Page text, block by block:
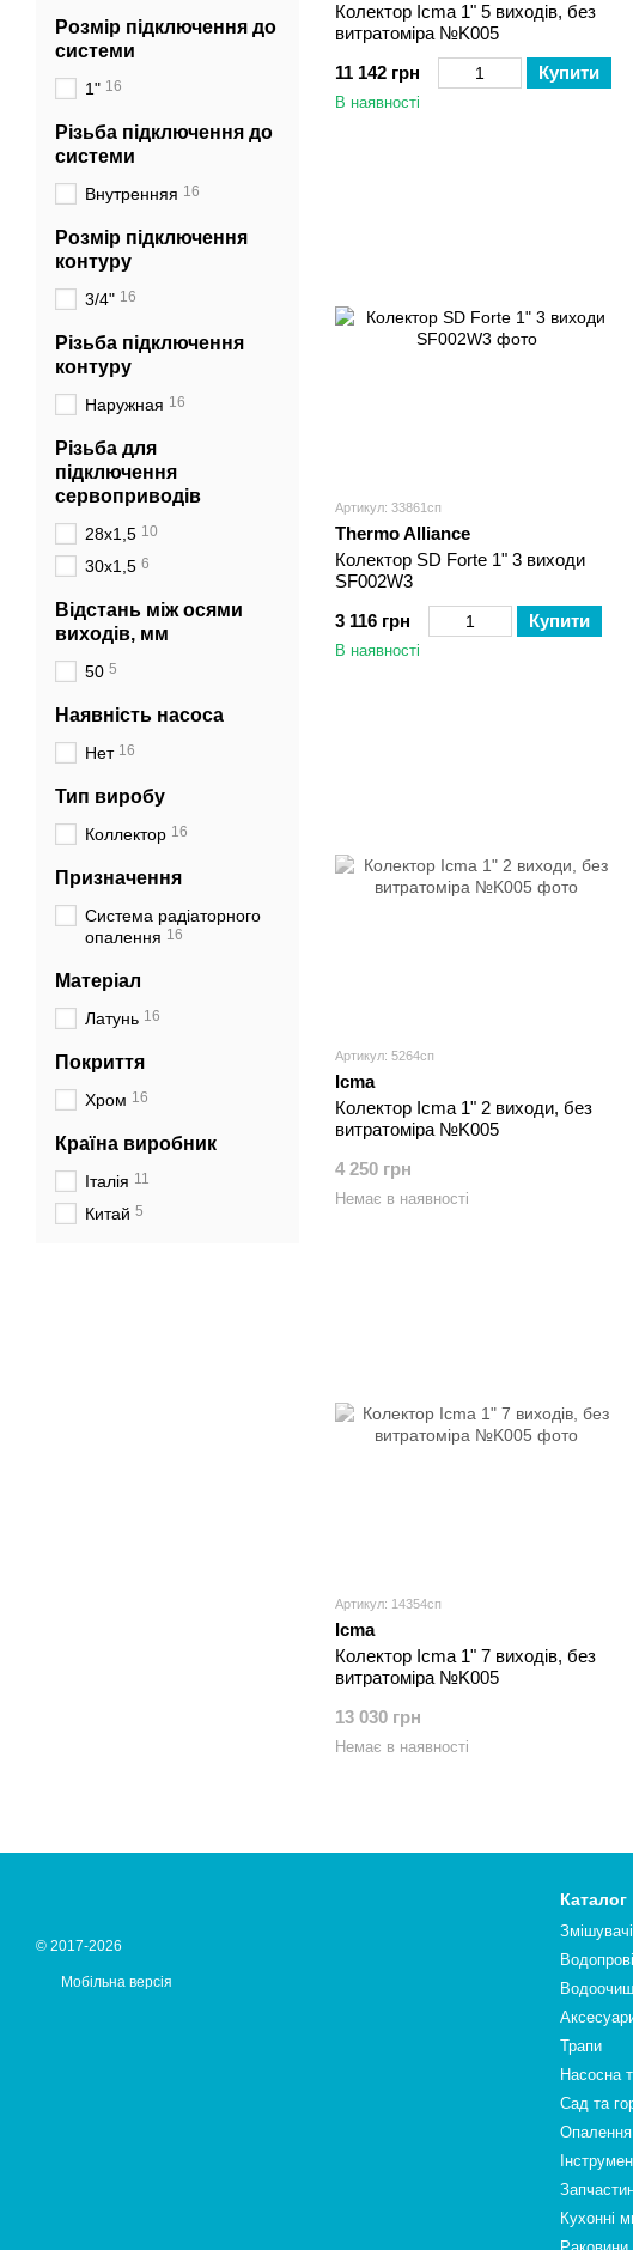
Колектор Icma 1" 5 виходів, без
витратоміра №K005
11 142 грн
Купити
В наявності
Артикул: 33861сп
Thermo Alliance
Колектор SD Forte 1" 3 виходи
SF002W3
3 116 грн
Купити
В наявності
Артикул: 5264сп
Icma
Колектор Icma 1" 2 виходи, без
витратоміра №K005
4 250 грн
Немає в наявності
Артикул: 14354сп
Icma
Колектор Icma 1" 7 виходів, без
витратоміра №K005
13 030 грн
Немає в наявності
Розмір підключення до
системи
1" 16
Різьба підключення до
системи
Внутренняя 16
Розмір підключення
контуру
3/4" 16
Різьба підключення
контуру
Наружная 16
Різьба для
підключення
сервоприводів
28х1,5 10
30х1,5 6
Відстань між осями
виходів, мм
50 5
Наявність насоса
Нет 16
Тип виробу
Коллектор 16
Призначення
Система радіаторного
опалення 16
Матеріал
Латунь 16
Покриття
Хром 16
Країна виробник
Італія 11
Китай 5
© 2017-2026
Мобільна версія
Каталог
Змішувачі
Трапи
Насосна
Сад та
Опалення
Кухонні